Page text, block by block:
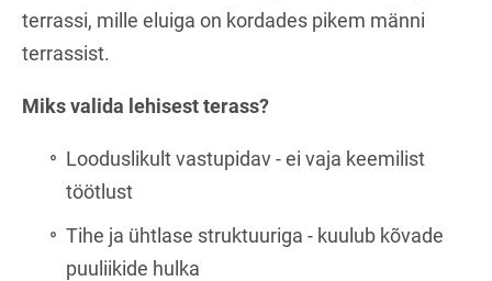
terrassi, mille eluiga on kordades pikem männi
terrassist.
Miks valida lehisest terass?
Looduslikult vastupidav - ei vaja keemilist
töötlust
Tihe ja ühtlase struktuuriga - kuulub kõvade
puuliikide hulka